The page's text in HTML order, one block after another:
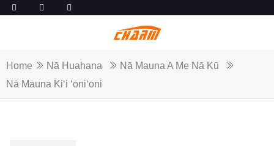
Home Nā Huahana
Nā Mauna A Me Nā Kū
Nā Mauna Kiʻi ʻoniʻoni